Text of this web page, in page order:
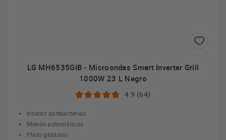
LG MH6535GIB - Microondas Smart Inverter Grill
1000W 23 L Negro
4.9 (64)
Interior antibacterias
Menús automáticos
Plato giratorio